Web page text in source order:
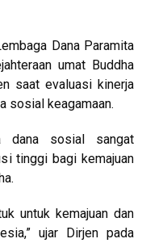
Dana Paramita
umat Buddha
saat evaluasi kinerja
sosial keagamaan.
dana sosial sangat
tinggi bagi kemajuan
untuk kemajuan dan
ujar Dirjen pada